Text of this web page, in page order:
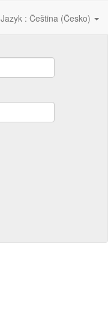
Jazyk : Čeština (Česko)